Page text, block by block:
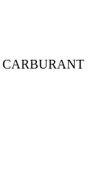
CARBURANT